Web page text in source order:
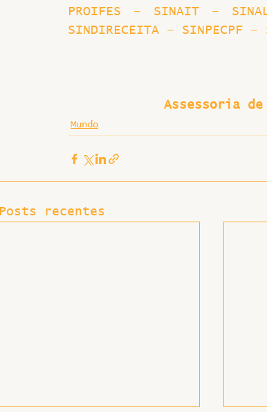
PROIFES – SINAIT –
SINDIRECEITA – SINPECPF –
Assessoria de
Mundo
Posts recentes